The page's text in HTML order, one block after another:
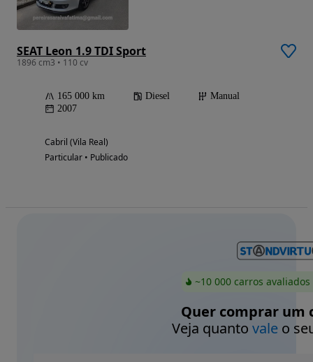
SEAT Leon 1.9 TDI Sport
1896 cm3 • 110 cv
165 000 km Diesel
Manual
2007
Cabril (Vila Real)
Particular • Publicado
~10 000 carros
Quer comprar um
Veja quanto valeo